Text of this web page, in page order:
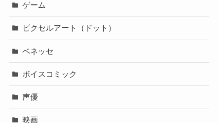
ゲーム
ピクセルアート（ドット）
ベネッセ
ボイスコミック
声優
映画